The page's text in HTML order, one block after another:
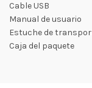
Cable USB
Manual de usuario
Estuche de
Caja del paquete